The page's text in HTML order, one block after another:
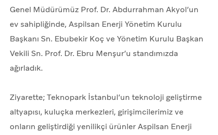
Genel Müdürümüz Prof. Dr. Abdurrahman Akyol’un
ev sahipliğinde, Aspilsan Enerji Yönetim Kurulu
Başkanı Sn. Ebubekir Koç ve Yönetim Kurulu Başkan
Vekili Sn. Prof. Dr. Ebru Menşur’u standımızda
ağırladık.
Ziyarette; Teknopark İstanbul’un teknoloji geliştirme
altyapısı, kuluçka merkezleri, girişimcilerimiz ve
onların geliştirdiği yenilikçi ürünler Aspilsan Enerji